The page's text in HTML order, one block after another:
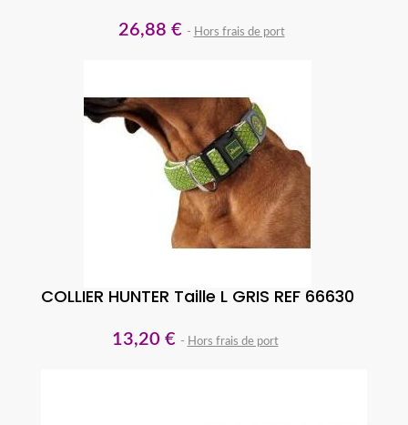
26,88 € Hors frais de port
COLLIER HUNTER Taille L GRIS REF 66630
13,20 € Hors frais de port